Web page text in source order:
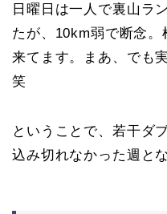
日曜日は一人で裏山ラ
たが、10km弱で断念
来てます。まあ、でも
笑
ということで、若干ダ
込み切れなかった週と